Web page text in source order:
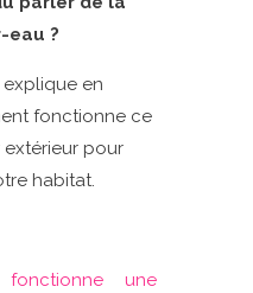
eau ?
explique en
fonctionne ce
extérieur pour
habitat.
fonctionne une